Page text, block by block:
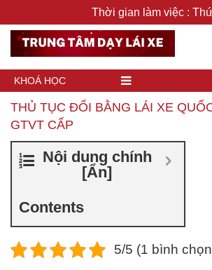
Thời gian làm việc :
KHOÁ HỌC
THỦ TỤC ĐỔI BẰNG LÁI XE
GTVT CẤP
Nội dung chính
[Ẩn]
Contents
5/5 (1 bình